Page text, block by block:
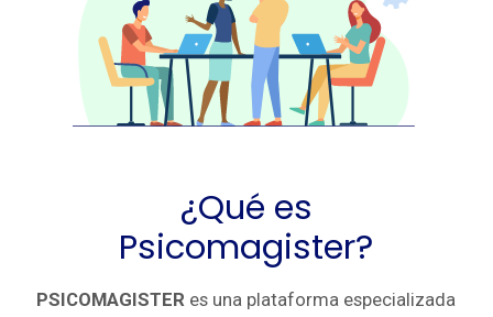
¿Qué es
Psicomagister?
PSICOMAGISTER es una plataforma especializada